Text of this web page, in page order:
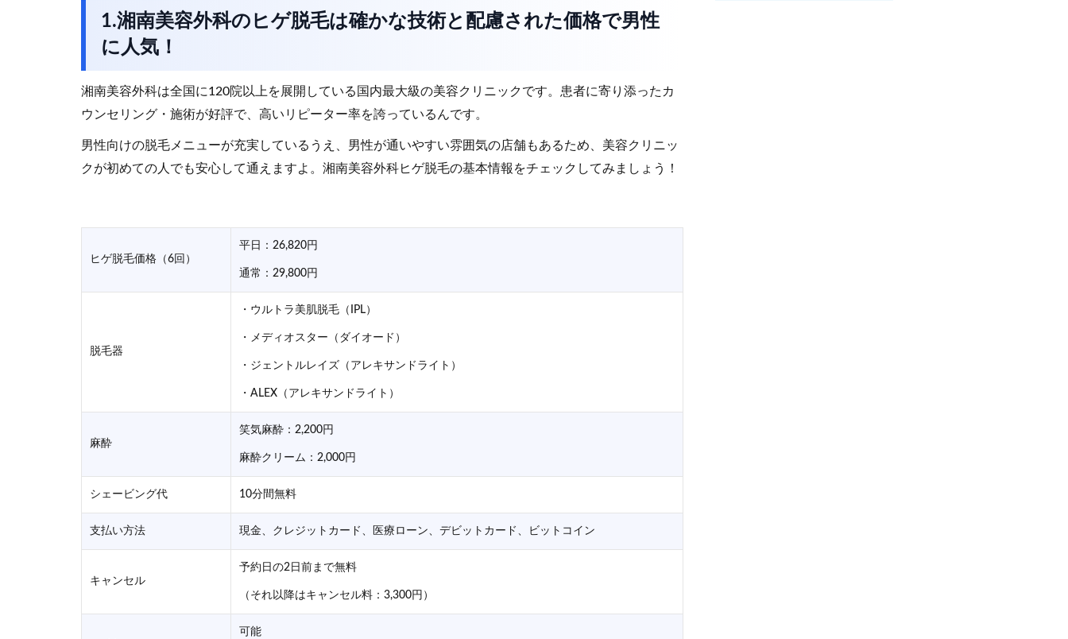
1.湘南美容外科のヒゲ脱毛は確かな技術と配慮された価格で男性
に人気！
湘南美容外科は全国に120院以上を展開している国内最大級の美容クリニックです。患者に寄り添ったカ
ウンセリング・施術が好評で、高いリピーター率を誇っているんです。
男性向けの脱毛メニューが充実しているうえ、男性が通いやすい雰囲気の店舗もあるため、美容クリニッ
クが初めての人でも安心して通えますよ。湘南美容外科ヒゲ脱毛の基本情報をチェックしてみましょう！
ヒゲ脱毛価格（6回）
平日：26,820円
通常：29,800円
脱毛器
・ウルトラ美肌脱毛（IPL）
・メディオスター（ダイオード）
・ジェントルレイズ（アレキサンドライト）
・ALEX（アレキサンドライト）
麻酔
笑気麻酔：2,200円
麻酔クリーム：2,000円
シェービング代 10分間無料
支払い方法 現金、クレジットカード、医療ローン、デビットカード、ビットコイン
キャンセル
予約日の2日前まで無料
（それ以降はキャンセル料：3,300円）
可能